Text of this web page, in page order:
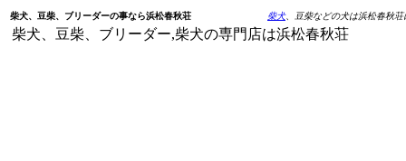
柴犬、豆柴、ブリーダーの事なら浜松春秋荘 柴犬、豆柴などの犬は浜松春秋
柴犬 、豆柴、ブリーダー,柴犬の専門店は浜松春秋荘